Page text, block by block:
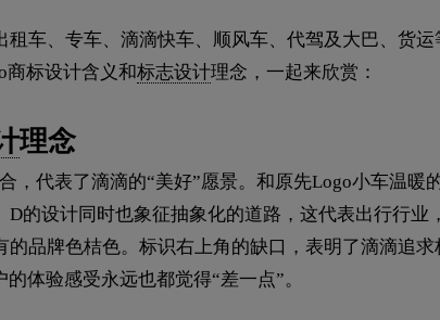
车、专车、滴滴快车、顺风车、代驾及大巴、货
标设计含义和标志设计理念，一起来欣赏：
理念
，代表了滴滴的“美好”愿景。和原先Logo小车温暖
的设计同时也象征抽象化的道路，这代表出行行业
品牌色桔色。标识右上角的缺口，表明了滴滴追
体验感受永远也都觉得“差一点”。